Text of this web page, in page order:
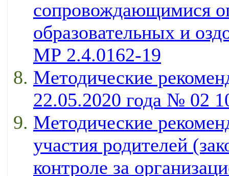
сопровождающимися
образовательных и
МР 2.4.0162-19
Методические
22.05.2020 года № 02
Методические
участия родителей
контроле за